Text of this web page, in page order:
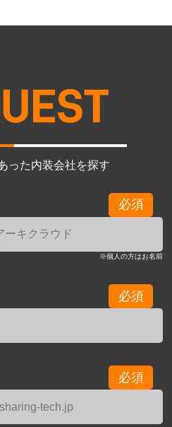
った内装会社を探す
必須
※個人の方はお名前
必須
必須